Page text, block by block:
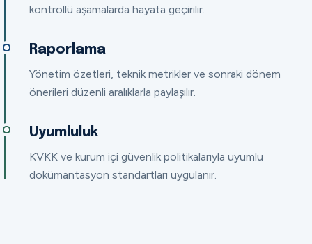
kontrollü aşamalarda hayata geçirilir.
Raporlama
Yönetim özetleri, teknik metrikler ve sonraki dönem
önerileri düzenli aralıklarla paylaşılır.
Uyumluluk
KVKK ve kurum içi güvenlik politikalarıyla uyumlu
dokümantasyon standartları uygulanır.